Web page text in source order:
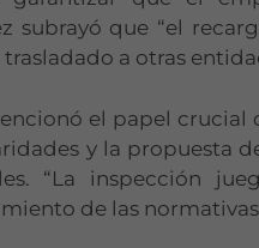
subrayó que “el
a otras
el papel crucial
y la propuesta
“La inspección
de las